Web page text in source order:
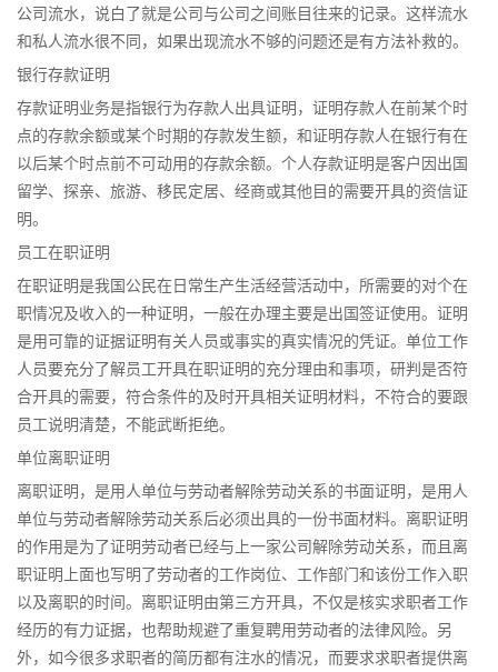
公司流水，说白了就是公司与公司之间账目往来的记录。这样流水
和私人流水很不同，如果出现流水不够的问题还是有方法补救的。
银行存款证明
存款证明业务是指银行为存款人出具证明，证明存款人在前某个时
点的存款余额或某个时期的存款发生额，和证明存款人在银行有在
以后某个时点前不可动用的存款余额。个人存款证明是客户因出国
留学、探亲、旅游、移民定居、经商或其他目的需要开具的资信证
明。
员工在职证明
在职证明是我国公民在日常生产生活经营活动中，所需要的对个在
职情况及收入的一种证明，一般在办理主要是出国签证使用。证明
是用可靠的证据证明有关人员或事实的真实情况的凭证。单位工作
人员要充分了解员工开具在职证明的充分理由和事项，研判是否符
合开具的需要，符合条件的及时开具相关证明材料，不符合的要跟
员工说明清楚，不能武断拒绝。
单位离职证明
离职证明，是用人单位与劳动者解除劳动关系的书面证明，是用人
单位与劳动者解除劳动关系后必须出具的一份书面材料。离职证明
的作用是为了证明劳动者已经与上一家公司解除劳动关系，而且离
职证明上面也写明了劳动者的工作岗位、工作部门和该份工作入职
以及离职的时间。离职证明由第三方开具，不仅是核实求职者工作
经历的有力证据，也帮助规避了重复聘用劳动者的法律风险。另
外，如今很多求职者的简历都有注水的情况，而要求求职者提供离